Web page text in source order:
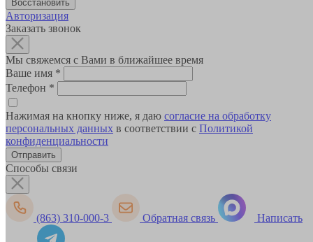
Авторизация
Заказать звонок
Мы свяжемся с Вами в ближайшее время
Ваше имя *
Телефон *
Нажимая на кнопку ниже, я даю согласие на обработку
персональных данных в соответствии с Политикой
конфиденциальности
Способы связи
(863) 310-000-3 Обратная связь Написать